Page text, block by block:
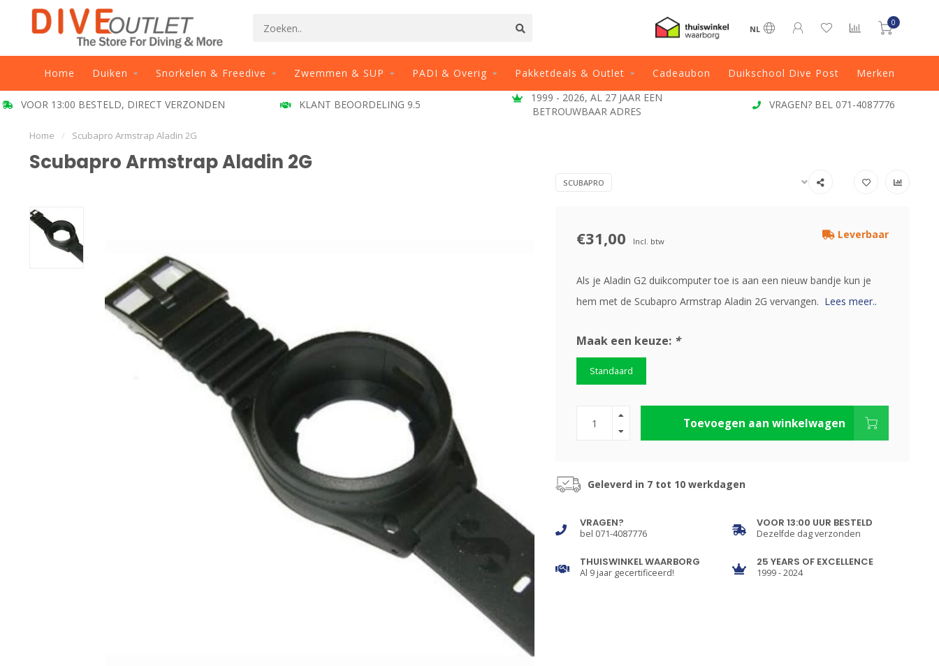
NL
0
Home Duiken Snorkelen & Freedive Zwemmen & SUP PADI & Overig Pakketdeals & Outlet Cadeaubon Duikschool Dive Post Merken
VOOR 13:00 BESTELD, DIRECT VERZONDEN KLANT BEOORDELING 9.5
1999 - 2026, AL 27 JAAR EEN
BETROUWBAAR ADRES
VRAGEN? BEL 071-4087776
Home / Scubapro Armstrap Aladin 2G
Scubapro Armstrap Aladin 2G
SCUBAPRO
€31,00 Incl. btw
Leverbaar
Als je Aladin G2 duikcomputer toe is aan een nieuw bandje kun je
hem met de Scubapro Armstrap Aladin 2G vervangen. Lees meer..
Maak een keuze: *
Standaard
Toevoegen aan winkelwagen
Geleverd in 7 tot 10 werkdagen
VRAGEN?
bel 071-4087776
VOOR 13:00 UUR BESTELD
Dezelfde dag verzonden
THUISWINKEL WAARBORG
Al 9 jaar gecertificeerd!
25 YEARS OF EXCELLENCE
1999 - 2024